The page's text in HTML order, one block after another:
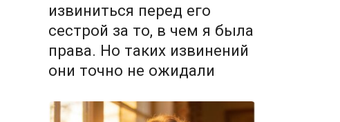
извиниться перед его
сестрой за то, в чем я была
права. Но таких извинений
они точно не ожидали